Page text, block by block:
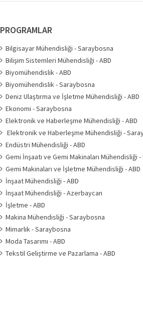
PROGRAMLAR
Bilgisayar Mühendisliği - Saraybosna
Bilişim Sistemleri Mühendisliği - ABD
Biyomühendislik - ABD
Biyomühendislik - Saraybosna
Deniz Ulaştırma ve İşletme Mühendisliği - ABD
Ekonomi - Saraybosna
Elektronik ve Haberleşme Mühendisliği - ABD
Elektronik ve Haberleşme Mühendisliği -
Endüstri Mühendisliği - ABD
Gemi İnşaatı ve Gemi Makinaları Mühendisliği -
Gemi Makinaları ve İşletme Mühendisliği - ABD
İnşaat Mühendisliği - ABD
İnşaat Mühendisliği - Azerbaycan
İşletme - ABD
Makina Mühendisliği - Saraybosna
Mimarlık - Saraybosna
Moda Tasarımı - ABD
Tekstil Geliştirme ve Pazarlama - ABD